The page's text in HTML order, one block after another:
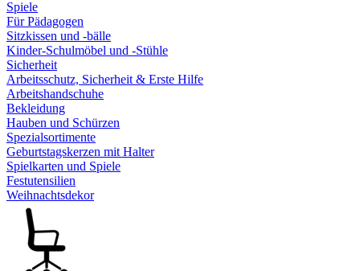
Spiele
Für Pädagogen
Sitzkissen und -bälle
Kinder-Schulmöbel und -Stühle
Sicherheit
Arbeitsschutz, Sicherheit & Erste Hilfe
Arbeitshandschuhe
Bekleidung
Hauben und Schürzen
Spezialsortimente
Geburtstagskerzen mit Halter
Spielkarten und Spiele
Festutensilien
Weihnachtsdekor